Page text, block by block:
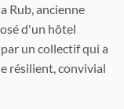
Rub, ancienne
d'un hôtel
un collectif qui a
résilient, convivial